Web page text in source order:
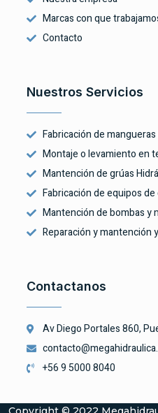
Marcas con que
Contacto
Nuestros Servicios
Fabricación de
Montaje o levamiento en
Mantención de grúas
Fabricación de equipos
Mantención de bombas y
Reparación y mantención
Contactanos
Av Diego Portales 860,
+56 9 5000 8040